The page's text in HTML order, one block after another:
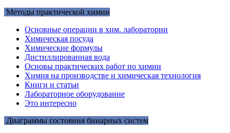
Методы практической химии
Основные операции в хим. лаборатории
Химическая посуда
Химические формулы
Дистиллированная вода
Основы практических работ по химии
Химия на производстве и химическая технология
Книги и статьи
Лабораторное оборудование
Это интересно
Диаграммы состояния бинарных систем